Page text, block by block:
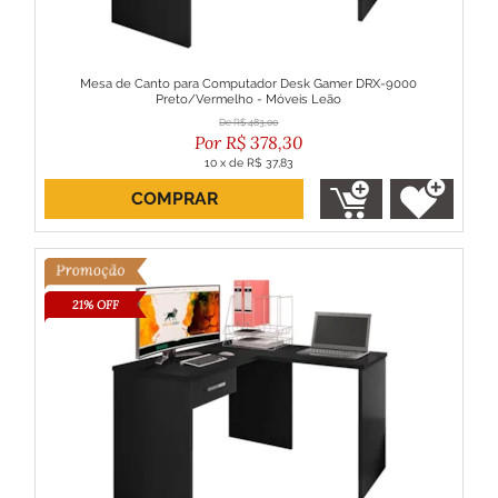
Mesa de Canto para Computador Desk Gamer DRX-9000
Preto/Vermelho - Móveis Leão
R$ 483,00
R$ 378,30
10 x de R$ 37,83
ou R$ 340,47 no boleto
COMPRAR
21% OFF